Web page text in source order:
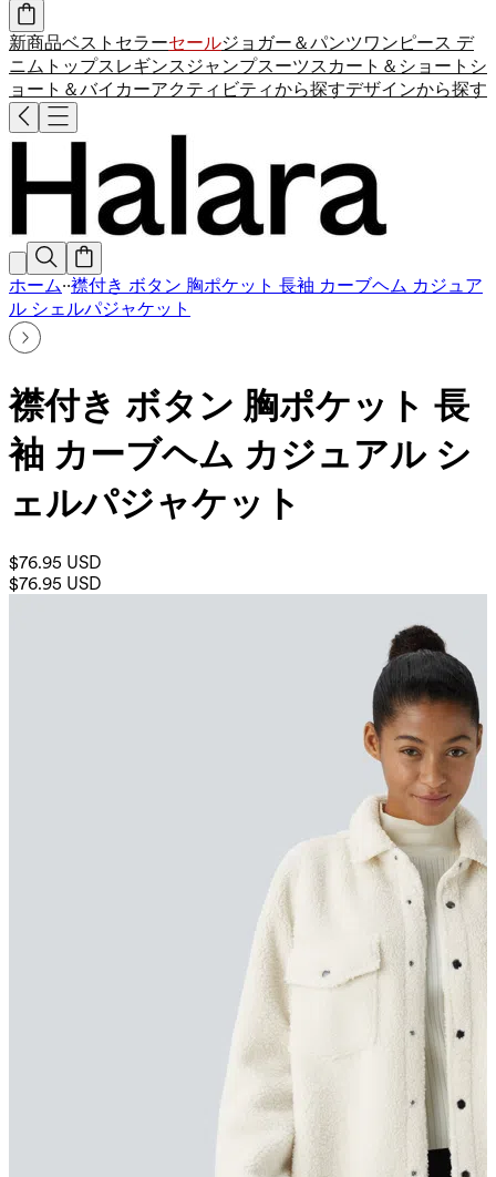
新商品ベストセラーセールジョガー＆パンツワンピース デ
ニム トップス レギンス ジャンプスーツスカート＆ショート シ
ョート＆バイカーアクティビティから探すデザインから探す
ホーム··襟付き ボタン 胸ポケット 長袖 カーブヘム カジュア
ル シェルパジャケット
襟付き ボタン 胸ポケット 長
袖 カーブヘム カジュアル シ
ェルパジャケット
$76.95 USD
$76.95 USD